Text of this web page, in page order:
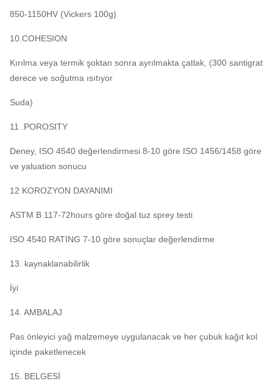
850-1150HV (Vickers 100g)
10.COHESION
Kırılma veya termik şoktan sonra ayrılmakta çatlak, (300 santigrat
derece ve soğutma ısıtıyor
Suda)
11 .POROSITY
Deney, ISO 4540 değerlendirmesi 8-10 göre ISO 1456/1458 göre
ve yaluation sonucu
12 KOROZYON DAYANIMI
ASTM B 117-72hours göre doğal tuz sprey testi
ISO 4540 RATING 7-10 göre sonuçlar değerlendirme
13. kaynaklanabilirlik
İyi
14. AMBALAJ
Pas önleyici yağ malzemeye uygulanacak ve her çubuk kağıt kol
içinde paketlenecek
15. BELGESİ